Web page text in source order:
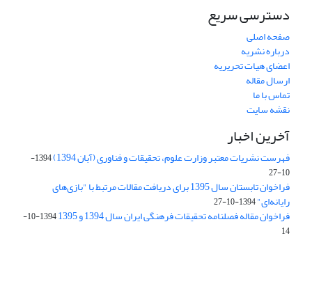
دسترسی سریع
صفحه اصلی
درباره نشریه
اعضای هیات تحریریه
ارسال مقاله
تماس با ما
نقشه سایت
آخرین اخبار
فهرست نشریات معتبر وزارت علوم، تحقیقات و فناوری (آبان 1394)
1394-
10-27
فراخوان تابستان سال 1395 برای دریافت مقالات مرتبط با "بازی‌های
رایانه‌ای"1394-10-27
فراخوان مقاله فصلنامه تحقیقات فرهنگی ایران سال 1394 و 1395
1394-10-
14